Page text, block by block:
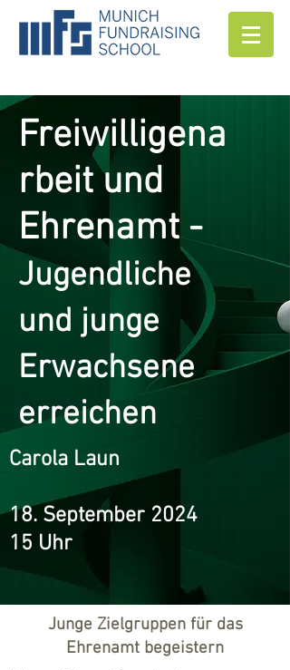
Freiwilligena
rbeit und
Ehrenamt -
Jugendliche
und junge
Erwachsene
erreichen
Carola Laun
18. September 2024
15 Uhr
Junge Zielgruppen für das
Ehrenamt begeistern